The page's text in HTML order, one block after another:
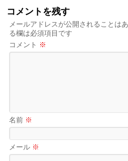
コメントを残す
メールアドレスが公開されることはあ
る欄は必須項目です
コメント ※
名前 ※
メール ※